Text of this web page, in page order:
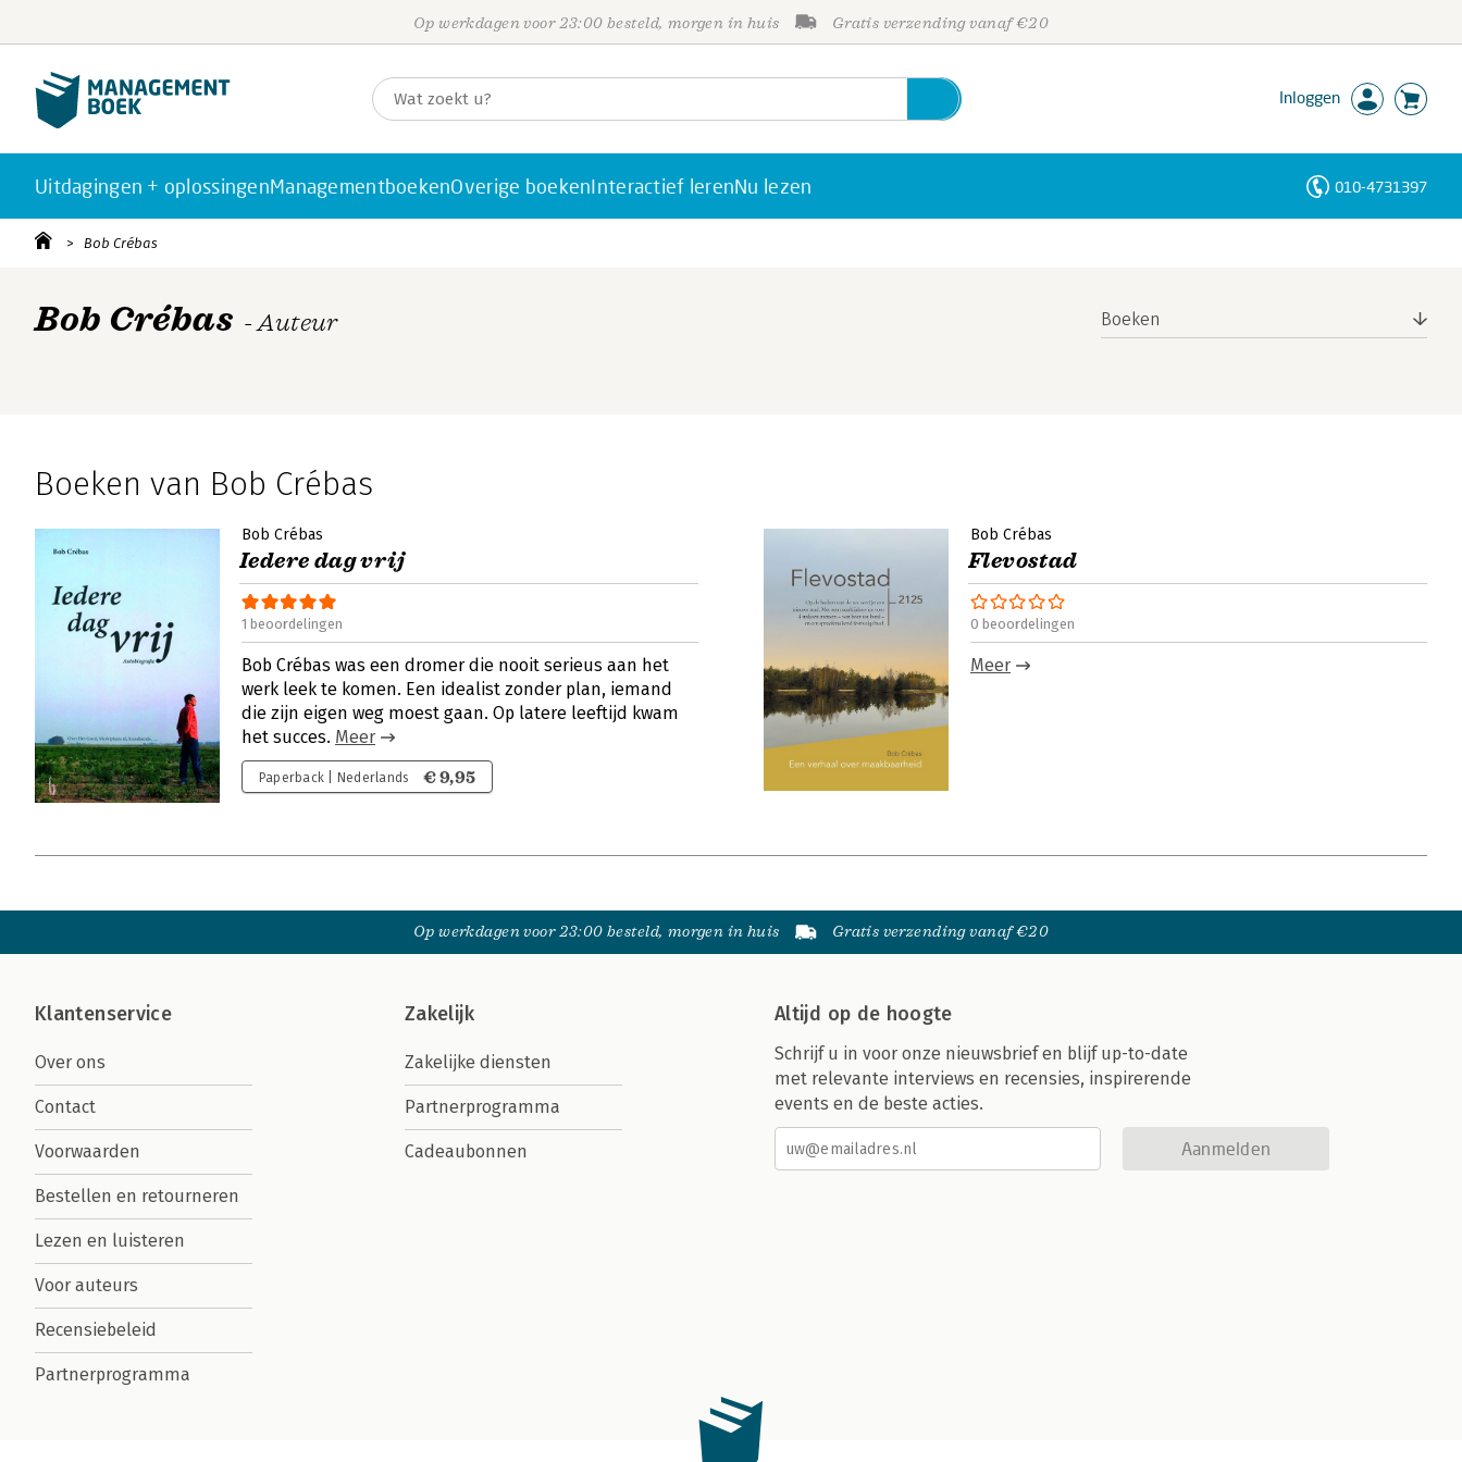
Op werkdagen voor 23:00 besteld, morgen in huis Gratis verzending vanaf €20
Inloggen
Uitdagingen + oplossingenManagementboekenOverige boekenInteractief lerenNu lezen 010-4731397
Bob Crébas
Bob Crébas - Auteur Boeken
Boeken van Bob Crébas
Bob Crébas
Iedere dag vrij
1 beoordelingen
Bob Crébas was een dromer die nooit serieus aan het
werk leek te komen. Een idealist zonder plan, iemand
die zijn eigen weg moest gaan. Op latere leeftijd kwam
het succes. Meer
Paperback | Nederlands € 9,95
Bob Crébas
Flevostad
0 beoordelingen
Meer
Op werkdagen voor 23:00 besteld, morgen in huis Gratis verzending vanaf €20
Klantenservice
Over ons
Contact
Voorwaarden
Bestellen en retourneren
Lezen en luisteren
Voor auteurs
Recensiebeleid
Partnerprogramma
Zakelijk
Zakelijke diensten
Partnerprogramma
Cadeaubonnen
Altijd op de hoogte
Schrijf u in voor onze nieuwsbrief en blijf up-to-date
met relevante interviews en recensies, inspirerende
events en de beste acties.
Aanmelden
Personen